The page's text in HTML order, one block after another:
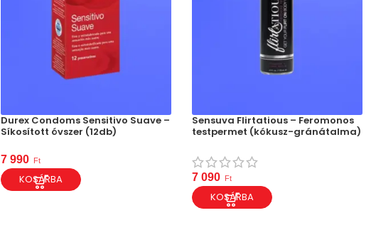
Durex Condoms Sensitivo Suave –
Síkosított óvszer (12db)
7 990 Ft
KOSÁRBA
Sensuva Flirtatious – Feromonos
testpermet (kókusz-gránátalma)
7 090 Ft
KOSÁRBA